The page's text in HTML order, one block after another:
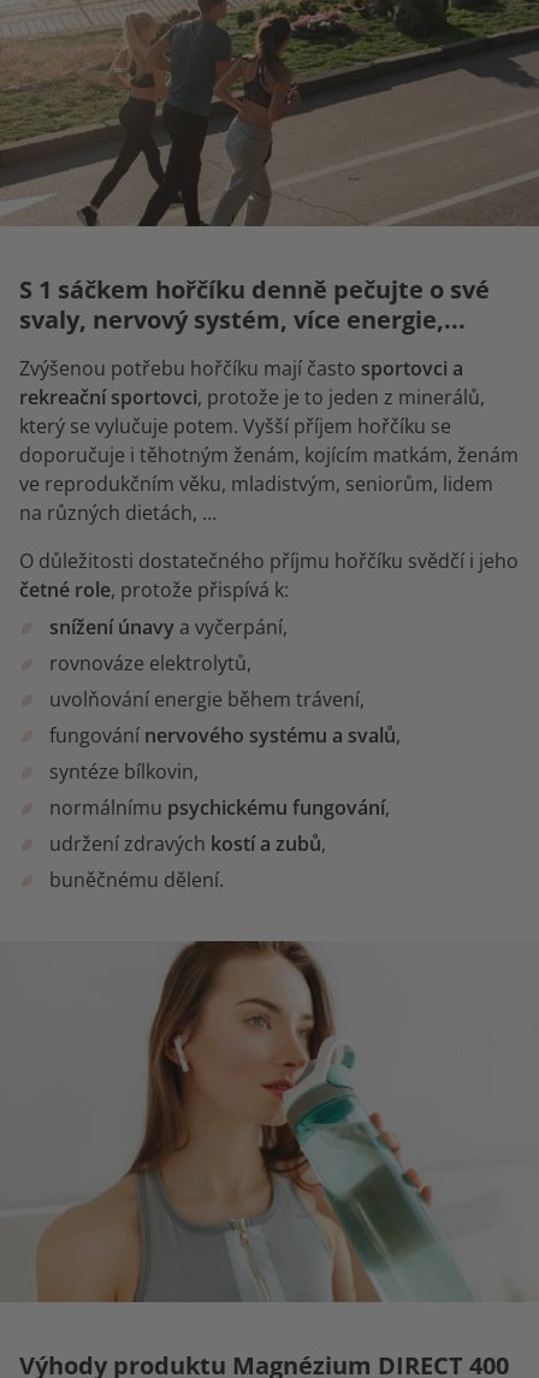
S 1 sáčkem hořčíku denně pečujte o své
svaly, nervový systém, více energie,...
Zvýšenou potřebu hořčíku mají často sportovci a
rekreační sportovci, protože je to jeden z minerálů,
který se vylučuje potem. Vyšší příjem hořčíku se
doporučuje i těhotným ženám, kojícím matkám, ženám
ve reprodukčním věku, mladistvým, seniorům, lidem
na různých dietách, …
O důležitosti dostatečného příjmu hořčíku svědčí i jeho
četné role, protože přispívá k:
snížení únavy a vyčerpání,
rovnováze elektrolytů,
uvolňování energie během trávení,
fungování nervového systému a svalů,
syntéze bílkovin,
normálnímu psychickému fungování,
udržení zdravých kostí a zubů,
buněčnému dělení.
Výhody produktu Magnézium DIRECT 400